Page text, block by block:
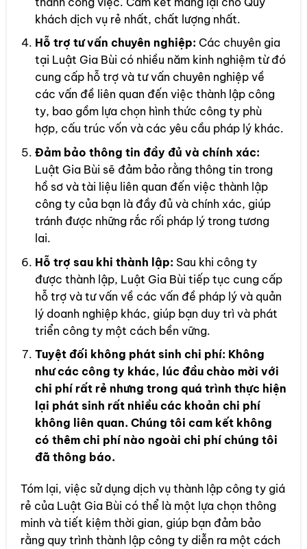
khách dịch vụ rẻ nhất, chất lượng nhất.
Hỗ trợ tư vấn chuyên nghiệp: Các chuyên gia
tại Luật Gia Bùi có nhiều năm kinh nghiệm từ đó
cung cấp hỗ trợ và tư vấn chuyên nghiệp về
các vấn đề liên quan đến việc thành lập công
ty, bao gồm lựa chọn hình thức công ty phù
hợp, cấu trúc vốn và các yêu cầu pháp lý khác.
Đảm bảo thông tin đầy đủ và chính xác:
Luật Gia Bùi sẽ đảm bảo rằng thông tin trong
hồ sơ và tài liệu liên quan đến việc thành lập
công ty của bạn là đầy đủ và chính xác, giúp
tránh được những rắc rối pháp lý trong tương
lai.
Hỗ trợ sau khi thành lập: Sau khi công ty
được thành lập, Luật Gia Bùi tiếp tục cung cấp
hỗ trợ và tư vấn về các vấn đề pháp lý và quản
lý doanh nghiệp khác, giúp bạn duy trì và phát
triển công ty một cách bền vững.
Tuyệt đối không phát sinh chi phí: Không
như các công ty khác, lúc đầu chào mời với
chi phí rất rẻ nhưng trong quá trình thực hiện
lại phát sinh rất nhiều các khoản chi phí
không liên quan. Chúng tôi cam kết không
có thêm chi phí nào ngoài chi phí chúng tôi
đã thông báo.
Tóm lại, việc sử dụng dịch vụ thành lập công ty giá
rẻ của Luật Gia Bùi có thể là một lựa chọn thông
minh và tiết kiệm thời gian, giúp bạn đảm bảo
rằng quy trình thành lập công ty diễn ra một cách